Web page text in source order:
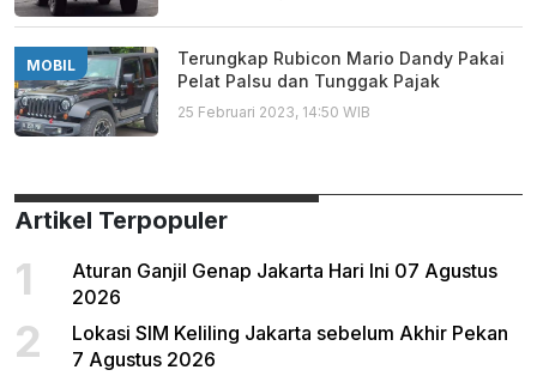
MOBIL
Terungkap Rubicon Mario Dandy Pakai
Pelat Palsu dan Tunggak Pajak
25 Februari 2023, 14:50 WIB
Artikel Terpopuler
1
Aturan Ganjil Genap Jakarta Hari Ini 07 Agustus
2026
2
Lokasi SIM Keliling Jakarta sebelum Akhir Pekan
7 Agustus 2026